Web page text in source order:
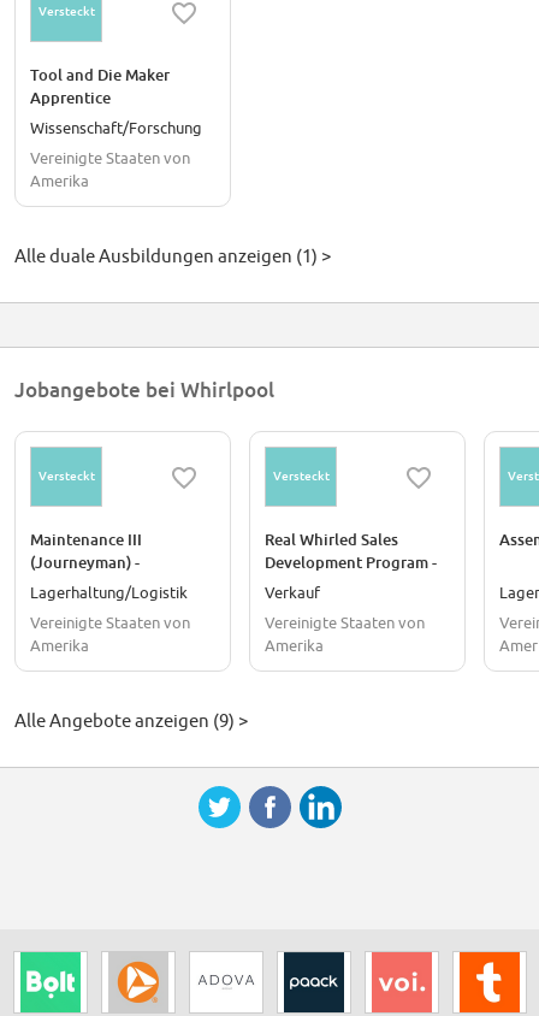
Versteckt
Tool and Die Maker
Apprentice
Wissenschaft/Forschung
Vereinigte Staaten von
Amerika
Alle duale Ausbildungen anzeigen (1) >
Jobangebote bei Whirlpool
Versteckt
Maintenance III
(Journeyman) -
Perrysburg, Ohio
Lagerhaltung/Logistik
Vereinigte Staaten von
Amerika
Versteckt
Real Whirled Sales
Development Program -
October 2026
Verkauf
Vereinigte Staaten von
Amerika
Alle Angebote anzeigen (9) >